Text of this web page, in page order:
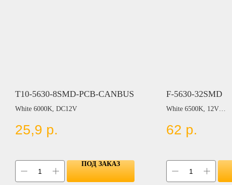
T10-5630-8SMD-PCB-CANBUS
White 6000K, DC12V
25,9 р.
ПОД ЗАКАЗ
F-5630-32SMD
White 6500K, 12V
LED Type: SMD5630
62 р.